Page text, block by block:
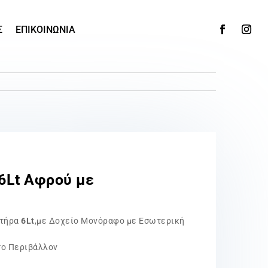
ΕΠΙΚΟΙΝΩΝΙΑ
Αφρού με
6Lt,με Δοχείο Μονόραφο με Εσωτερική
Περιβάλλον